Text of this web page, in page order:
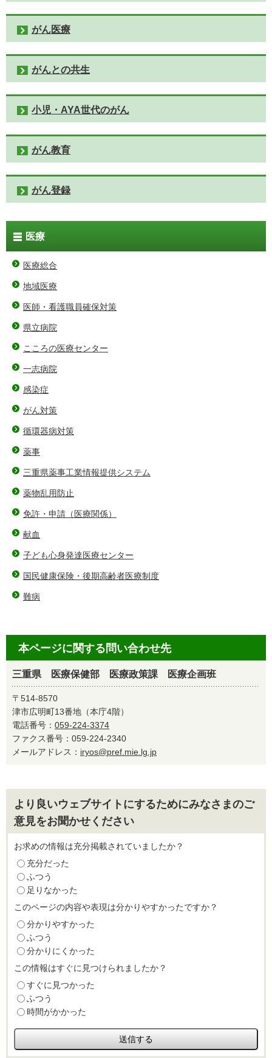
がん医療
がんとの共生
小児・AYA世代のがん
がん教育
がん登録
医療
医療総合
地域医療
医師・看護職員確保対策
県立病院
こころの医療センター
一志病院
感染症
がん対策
循環器病対策
薬事
三重県薬事工業情報提供システム
薬物乱用防止
免許・申請（医療関係）
献血
子ども心身発達医療センター
国民健康保険・後期高齢者医療制度
難病
本ページに関する問い合わせ先
三重県 医療保健部 医療政策課 医療企画班
〒514-8570
津市広明町13番地（本庁4階）
電話番号： 059-224-3374
ファクス番号：059-224-2340
メールアドレス： iryos@pref.mie.lg.jp
より良いウェブサイトにするためにみなさまのご
意見をお聞かせください
お求めの情報は充分掲載されていましたか？
充分だった
ふつう
足りなかった
このページの内容や表現は分かりやすかったですか？
分かりやすかった
ふつう
分かりにくかった
この情報はすぐに見つけられましたか？
すぐに見つかった
ふつう
時間がかかった